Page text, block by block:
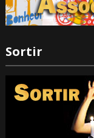
Sortir